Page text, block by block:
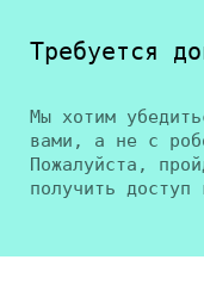
Требуется
Мы хотим
вами, а не с
Пожалуйста,
получить доступ